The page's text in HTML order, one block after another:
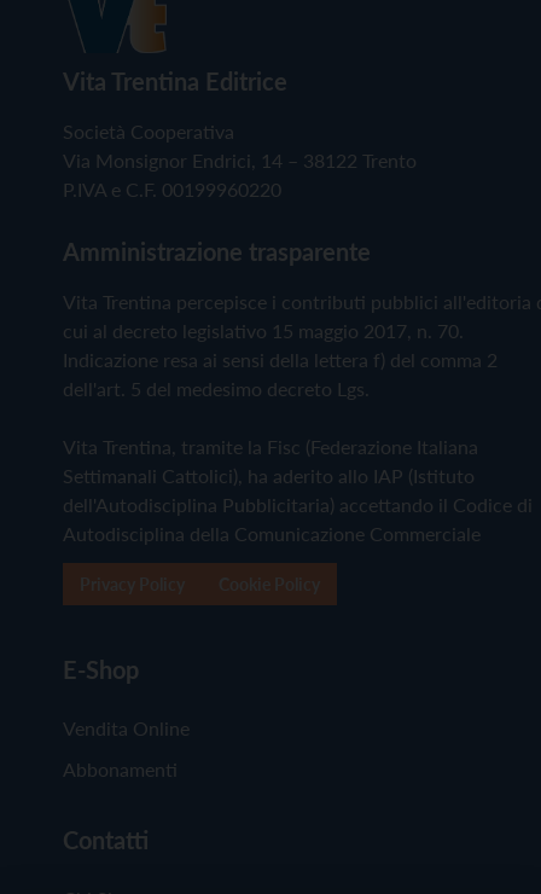
Vita Trentina Editrice
Società Cooperativa
Via Monsignor Endrici, 14 – 38122 Trento
P.IVA e C.F. 00199960220
Amministrazione trasparente
Vita Trentina percepisce i contributi pubblici all'editoria
cui al decreto legislativo 15 maggio 2017, n. 70.
Indicazione resa ai sensi della lettera f) del comma 2
dell'art. 5 del medesimo decreto Lgs.
Vita Trentina, tramite la Fisc (Federazione Italiana
Settimanali Cattolici), ha aderito allo IAP (Istituto
dell'Autodisciplina Pubblicitaria) accettando il Codice di
Autodisciplina della Comunicazione Commerciale
E-Shop
Vendita Online
Abbonamenti
Contatti